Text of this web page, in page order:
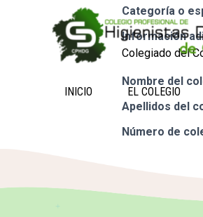
INICIO EL COLEGIO
Categoría o
Información
Colegiado del
Nombre del
Apellidos del
Número de